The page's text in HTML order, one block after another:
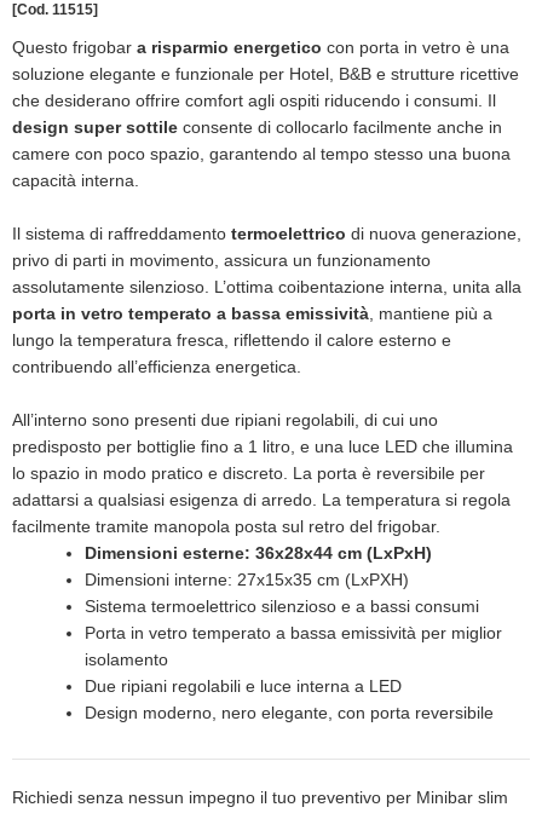
[Cod. 11515]
Questo frigobar a risparmio energetico con porta in vetro è una
soluzione elegante e funzionale per Hotel, B&B e strutture ricettive
che desiderano offrire comfort agli ospiti riducendo i consumi. Il
design super sottile consente di collocarlo facilmente anche in
camere con poco spazio, garantendo al tempo stesso una buona
capacità interna.
Il sistema di raffreddamento termoelettrico di nuova generazione,
privo di parti in movimento, assicura un funzionamento
assolutamente silenzioso. L’ottima coibentazione interna, unita alla
porta in vetro temperato a bassa emissività, mantiene più a
lungo la temperatura fresca, riflettendo il calore esterno e
contribuendo all’efficienza energetica.
All’interno sono presenti due ripiani regolabili, di cui uno
predisposto per bottiglie fino a 1 litro, e una luce LED che illumina
lo spazio in modo pratico e discreto. La porta è reversibile per
adattarsi a qualsiasi esigenza di arredo. La temperatura si regola
facilmente tramite manopola posta sul retro del frigobar.
Dimensioni esterne: 36x28x44 cm (LxPxH)
​Dimensioni interne: 27x15x35 cm (LxPXH)
Sistema termoelettrico silenzioso e a bassi consumi
Porta in vetro temperato a bassa emissività per miglior
isolamento
Due ripiani regolabili e luce interna a LED
Design moderno, nero elegante, con porta reversibile
Richiedi senza nessun impegno il tuo preventivo per Minibar slim